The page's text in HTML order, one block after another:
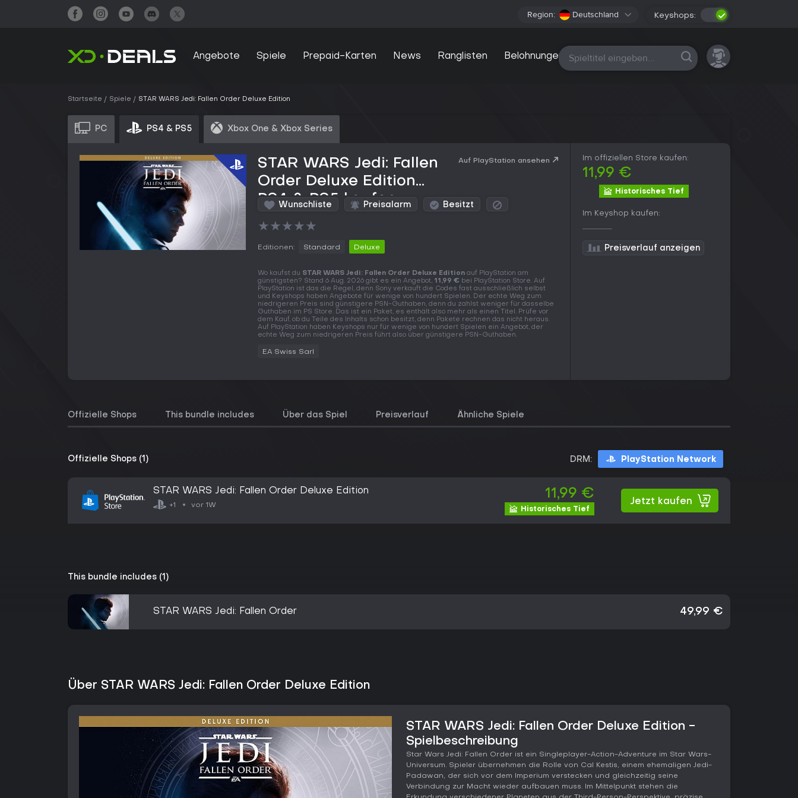
Region: Deutschland Keyshops:
Angebote Spiele Prepaid-Karten News Ranglisten Belohnungen Alle Plattformen
Startseite Spiele STAR WARS Jedi: Fallen Order Deluxe Edition
PC PS4 & PS5 Xbox One & Xbox Series
STAR WARS Jedi: Fallen
Order Deluxe Edition
PS4 & PS5 kaufen
Auf PlayStation ansehen
Wunschliste Preisalarm Besitzt
★★★★★
Editionen: Standard Deluxe
Wo kaufst du STAR WARS Jedi: Fallen Order Deluxe Edition auf PlayStation am
günstigsten? Stand 6 Aug. 2026 gibt es ein Angebot, 11,99 € bei PlayStation Store. Auf
PlayStation ist das die Regel, denn Sony verkauft die Codes fast ausschließlich selbst
und Keyshops haben Angebote für wenige von hundert Spielen. Der echte Weg zum
niedrigeren Preis sind günstigere PSN-Guthaben, denn du zahlst weniger für dasselbe
Guthaben im PS Store. Das ist ein Paket, es enthält also mehr als einen Titel. Prüfe vor
dem Kauf, ob du Teile des Inhalts schon besitzt, denn Pakete rechnen das nicht heraus.
Auf PlayStation haben Keyshops nur für wenige von hundert Spielen ein Angebot, der
echte Weg zum niedrigeren Preis führt also über günstigere PSN-Guthaben.
EA Swiss Sarl
Im offiziellen Store kaufen:
11,99 €
Historisches Tief
Im Keyshop kaufen:
Preisverlauf anzeigen
Offizielle Shops This bundle includes Über das Spiel Preisverlauf Ähnliche Spiele
Offizielle Shops (1) DRM: PlayStation Network
STAR WARS Jedi: Fallen Order Deluxe Edition
+1 vor 1W
11,99 €
Historisches Tief
Jetzt kaufen
This bundle includes (1)
STAR WARS Jedi: Fallen Order 49,99 €
Über STAR WARS Jedi: Fallen Order Deluxe Edition
STAR WARS Jedi: Fallen Order Deluxe Edition -
Spielbeschreibung
Star Wars Jedi: Fallen Order ist ein Singleplayer-Action-Adventure im Star Wars-
Universum. Spieler übernehmen die Rolle von Cal Kestis, einem ehemaligen Jedi-
Padawan, der sich vor dem Imperium verstecken und gleichzeitig seine
Verbindung zur Macht wieder aufbauen muss. Im Mittelpunkt stehen die